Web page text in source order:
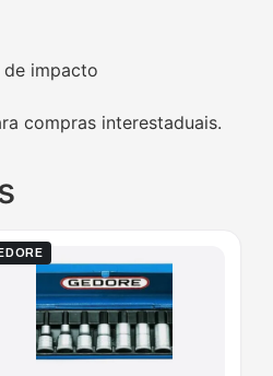
impacto
compras interestaduais.